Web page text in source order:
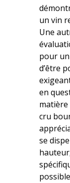
un vin
Une
pour
d’être
en
cru
se